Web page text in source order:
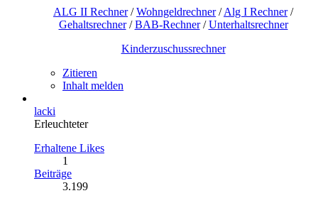
ALG II Rechner/Wohngeldrechner/Alg I Rechner/
Gehaltsrechner/BAB-Rechner/Unterhaltsrechner
Kinderzuschussrechner
Zitieren
Inhalt melden
lacki
Erleuchteter
Erhaltene Likes
1
Beiträge
3.199